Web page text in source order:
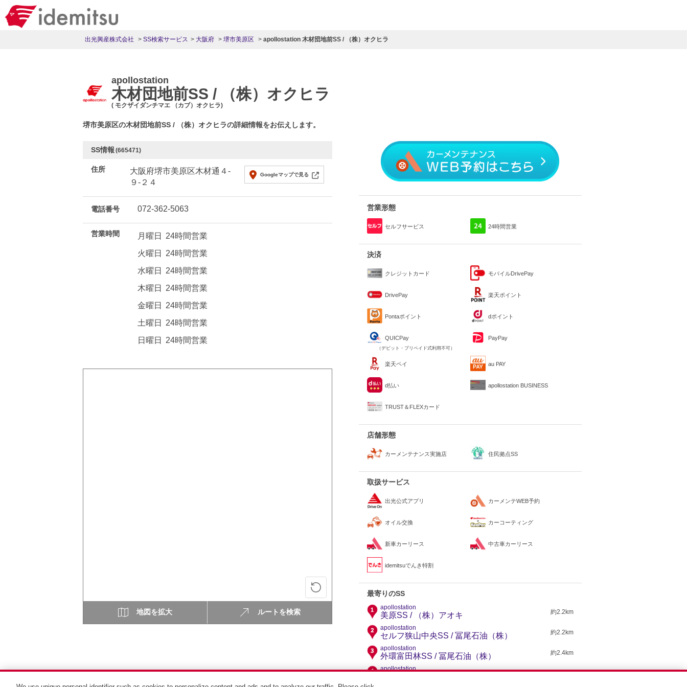
出光興産株式会社 SS検索サービス 大阪府 堺市美原区 apollostation 木材団地前SS / （株）オクヒラ
apollostation
木材団地前SS / （株）オクヒラ
( モクザイダンチマエ （カブ）オクヒラ)
堺市美原区の木材団地前SS / （株）オクヒラの詳細情報をお伝えします。
SS情報 (665471)
住所
大阪府堺市美原区木材通４-
９-２４
Googleマップで見る
電話番号 072-362-5063
営業時間 月曜日
24時間営業
火曜日
24時間営業
水曜日
24時間営業
木曜日
24時間営業
金曜日
24時間営業
土曜日
24時間営業
日曜日
24時間営業
地図を拡大 ルートを検索
営業形態
セルフサービス 24時間営業
決済
クレジットカード モバイルDrivePay
DrivePay 楽天ポイント
Pontaポイント dポイント
QUICPay
（デビット・プリペイド式利用不可）
PayPay
楽天ペイ au PAY
d払い apollostation BUSINESS
TRUST＆FLEXカード
店舗形態
カーメンテナンス実施店 住民拠点SS
取扱サービス
出光公式アプリ カーメンテWEB予約
オイル交換 カーコーティング
新車カーリース 中古車カーリース
idemitsuでんき特割
最寄りのSS
apollostation
美原SS / （株）アオキ 約2.2km
apollostation
セルフ狭山中央SS / 冨尾石油（株） 約2.2km
apollostation
外環富田林SS / 冨尾石油（株） 約2.4km
apollostation
約2.7km